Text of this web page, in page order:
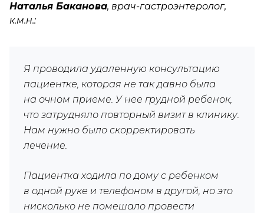
Наталья Баканова, врач-гастроэнтеролог,
к.м.н.:
Я проводила удаленную консультацию
пациентке, которая не так давно была
на очном приеме. У нее грудной ребенок,
что затрудняло повторный визит в клинику.
Нам нужно было скорректировать
лечение.
Пациентка ходила по дому с ребенком
в одной руке и телефоном в другой, но это
нисколько не помешало провести